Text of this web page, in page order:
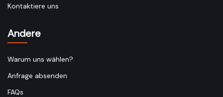
Kontaktiere uns
Andere
Warum uns wählen?
Anfrage absenden
FAQs